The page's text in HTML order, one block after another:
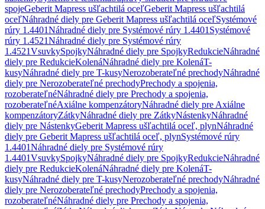
spojeGeberit Mapress ušľachtilá oceľGeberit Mapress ušľachtilá
oceľNáhradné diely pre Geberit Mapress ušľachtilá oceľSystémové
rúry 1.4401Náhradné diely pre Systémové rúry 1.4401 Systémové
rúry 1.4521Náhradné diely pre Systémové rúry
1.4521VsuvkySpojkyNáhradné diely pre SpojkyRedukcieNáhradné
diely pre RedukcieKolenáNáhradné diely pre KolenáT-
kusyNáhradné diely pre T-kusyNerozoberateľné prechodyNáhradné
diely pre Nerozoberateľné prechodyPrechody a spojenia,
rozoberateľnéNáhradné diely pre Prechody a spojenia,
rozoberateľnéAxiálne kompenzátoryNáhradné diely pre Axiálne
kompenzátoryZátkyNáhradné diely pre ZátkyNástenkyNáhradné
diely pre NástenkyGeberit Mapress ušľachtilá oceľ, plynNáhradné
diely pre Geberit Mapress ušľachtilá oceľ, plynSystémové rúry
1.4401Náhradné diely pre Systémové rúry
1.4401VsuvkySpojkyNáhradné diely pre SpojkyRedukcieNáhradné
diely pre RedukcieKolenáNáhradné diely pre KolenáT-
kusyNáhradné diely pre T-kusyNerozoberateľné prechodyNáhradné
diely pre Nerozoberateľné prechodyPrechody a spojenia,
rozoberateľnéNáhradné diely pre Prechody a spojenia,